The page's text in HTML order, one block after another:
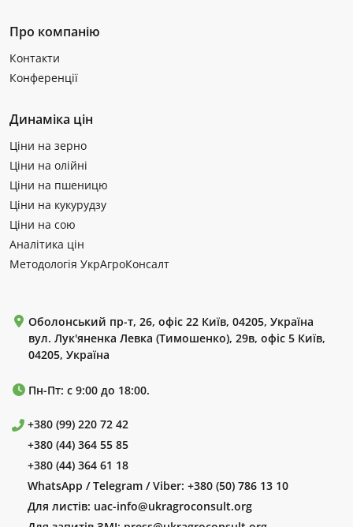
Про компанію
Контакти
Конференції
Динаміка цін
Ціни на зерно
Ціни на олійні
Ціни на пшеницю
Ціни на кукурудзу
Ціни на сою
Аналітика цін
Методологія УкрАгроКонсалт
Оболонський пр-т, 26, офіс 22 Київ, 04205, Україна
вул. Лук'яненка Левка (Тимошенко), 29в, офіс 5 Київ,
04205, Україна
Пн-Пт: с 9:00 до 18:00.
+380 (99) 220 72 42
+380 (44) 364 55 85
+380 (44) 364 61 18
WhatsApp / Telegram / Viber: +380 (50) 786 13 10
Для листів: uac-info@ukragroconsult.org